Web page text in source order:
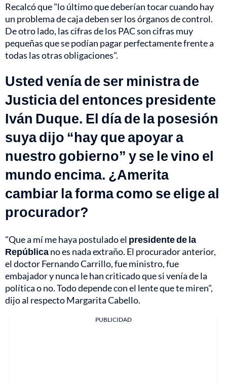
Recalcó que "lo último que deberían tocar cuando hay
un problema de caja deben ser los órganos de control.
De otro lado, las cifras de los PAC son cifras muy
pequeñas que se podían pagar perfectamente frente a
todas las otras obligaciones".
Usted venía de ser ministra de
Justicia del entonces presidente
Iván Duque. El día de la posesión
suya dijo “hay que apoyar a
nuestro gobierno” y se le vino el
mundo encima. ¿Amerita
cambiar la forma como se elige al
procurador?
"Que a mí me haya postulado el presidente de la
Repúblicano es nada extraño. El procurador anterior,
el doctor Fernando Carrillo, fue ministro, fue
embajador y nunca le han criticado que si venía de la
política o no. Todo depende con el lente que te miren",
dijo al respecto Margarita Cabello.
PUBLICIDAD